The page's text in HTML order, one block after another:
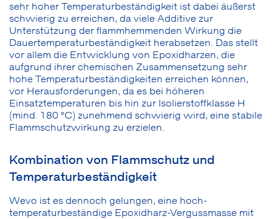
sehr hoher Temperaturbeständigkeit ist dabei äußerst
schwierig zu erreichen, da viele Additive zur
Unterstützung der flammhemmenden Wirkung die
Dauertemperaturbeständigkeit herabsetzen. Das stellt
vor allem die Entwicklung von Epoxidharzen, die
aufgrund ihrer chemischen Zusammensetzung sehr
hohe Temperaturbeständigkeiten erreichen können,
vor Herausforderungen, da es bei höheren
Einsatztemperaturen bis hin zur Isolierstoffklasse H
(mind. 180 °C) zunehmend schwierig wird, eine stabile
Flammschutzwirkung zu erzielen.
Kombination von Flammschutz und
Temperaturbeständigkeit
Wevo ist es dennoch gelungen, eine hoch-
temperaturbeständige Epoxidharz-Vergussmasse mit